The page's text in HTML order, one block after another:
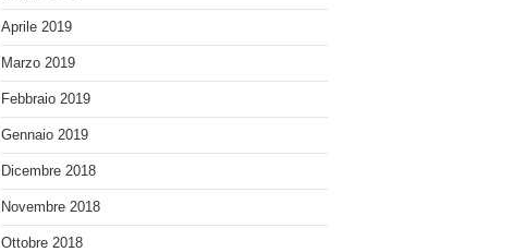
Aprile 2019
Marzo 2019
Febbraio 2019
Gennaio 2019
Dicembre 2018
Novembre 2018
Ottobre 2018